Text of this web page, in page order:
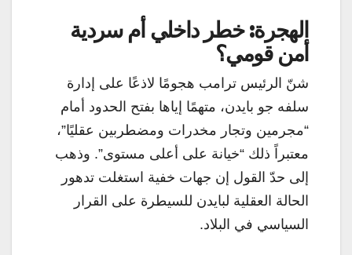
الهجرة: خطر داخلي أم سردية
أمن قومي؟
شنّ الرئيس ترامب هجومًا لاذعًا على إدارة
سلفه جو بايدن، متهمًا إياها بفتح الحدود أمام
“مجرمين وتجار مخدرات ومضطربين عقليًا”،
معتبراً ذلك “خيانة على أعلى مستوى”. وذهب
إلى حدّ القول إن جهات خفية استغلت تدهور
الحالة العقلية لبايدن للسيطرة على القرار
السياسي في البلاد.